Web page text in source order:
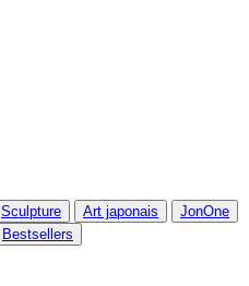
Sculpture Art japonais
JonOne
Bestsellers